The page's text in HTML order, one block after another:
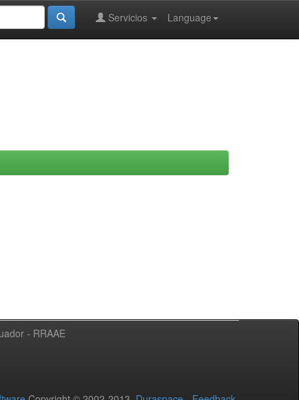
Language
Servicios
- RRAAE